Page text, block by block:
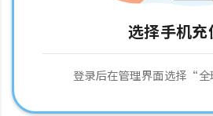
选择手机充
登录后在管理界面选择“全